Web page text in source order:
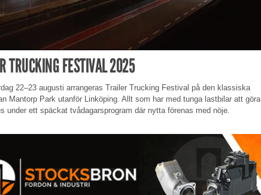
TRUCKING FESTIVAL 2025
22–23 augusti arrangeras Trailer Trucking Festival på den klassiska
Mantorp Park utanför Linköping. Allt som har med tunga lastbilar att göra
under ett späckat tvådagarsprogram där nytta förenas med nöje.